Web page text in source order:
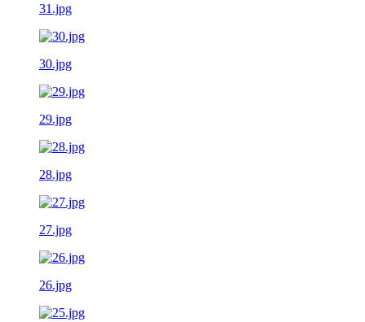
31.jpg
30.jpg
29.jpg
28.jpg
27.jpg
26.jpg